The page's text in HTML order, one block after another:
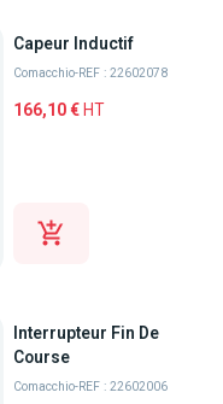
Capeur Inductif
Comacchio-REF : 22602078
166,10 € HT
Interrupteur Fin De
Course
Comacchio-REF : 22602006